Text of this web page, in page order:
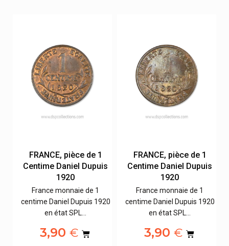
FRANCE, pièce de 1
Centime Daniel Dupuis
1920
France monnaie de 1
centime Daniel Dupuis 1920
en état SPL…
3,90 €
FRANCE, pièce de 1
Centime Daniel Dupuis
1920
France monnaie de 1
centime Daniel Dupuis 1920
en état SPL…
3,90 €